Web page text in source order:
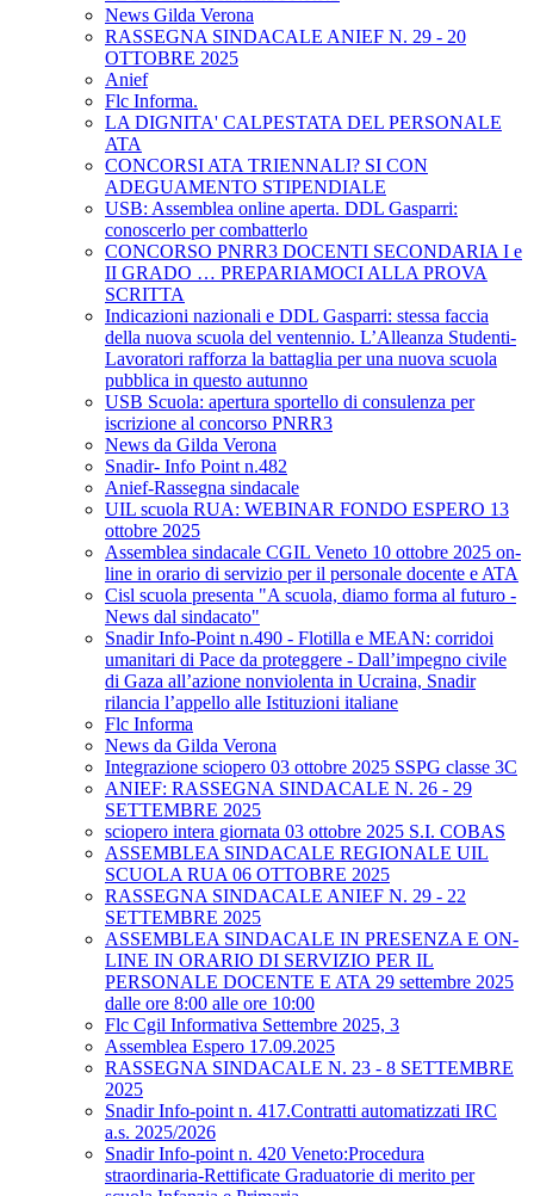
News Gilda Verona
RASSEGNA SINDACALE ANIEF N. 29 - 20
OTTOBRE 2025
Anief
Flc Informa.
LA DIGNITA' CALPESTATA DEL PERSONALE
ATA
CONCORSI ATA TRIENNALI? SI CON
ADEGUAMENTO STIPENDIALE
USB: Assemblea online aperta. DDL Gasparri:
conoscerlo per combatterlo
CONCORSO PNRR3 DOCENTI SECONDARIA I e
II GRADO … PREPARIAMOCI ALLA PROVA
SCRITTA
Indicazioni nazionali e DDL Gasparri: stessa faccia
della nuova scuola del ventennio. L’Alleanza Studenti-
Lavoratori rafforza la battaglia per una nuova scuola
pubblica in questo autunno
USB Scuola: apertura sportello di consulenza per
iscrizione al concorso PNRR3
News da Gilda Verona
Snadir- Info Point n.482
Anief-Rassegna sindacale
UIL scuola RUA: WEBINAR FONDO ESPERO 13
ottobre 2025
Assemblea sindacale CGIL Veneto 10 ottobre 2025 on-
line in orario di servizio per il personale docente e ATA
Cisl scuola presenta "A scuola, diamo forma al futuro -
News dal sindacato"
Snadir Info-Point n.490 - Flotilla e MEAN: corridoi
umanitari di Pace da proteggere - Dall’impegno civile
di Gaza all’azione nonviolenta in Ucraina, Snadir
rilancia l’appello alle Istituzioni italiane
Flc Informa
News da Gilda Verona
Integrazione sciopero 03 ottobre 2025 SSPG classe 3C
ANIEF: RASSEGNA SINDACALE N. 26 - 29
SETTEMBRE 2025
sciopero intera giornata 03 ottobre 2025 S.I. COBAS
ASSEMBLEA SINDACALE REGIONALE UIL
SCUOLA RUA 06 OTTOBRE 2025
RASSEGNA SINDACALE ANIEF N. 29 - 22
SETTEMBRE 2025
ASSEMBLEA SINDACALE IN PRESENZA E ON-
LINE IN ORARIO DI SERVIZIO PER IL
PERSONALE DOCENTE E ATA 29 settembre 2025
dalle ore 8:00 alle ore 10:00
Flc Cgil Informativa Settembre 2025, 3
Assemblea Espero 17.09.2025
RASSEGNA SINDACALE N. 23 - 8 SETTEMBRE
2025
Snadir Info-point n. 417.Contratti automatizzati IRC
a.s. 2025/2026
Snadir Info-point n. 420 Veneto:Procedura
straordinaria-Rettificate Graduatorie di merito per